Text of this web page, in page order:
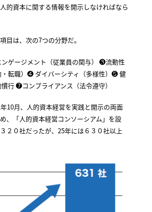
的資本に関する情報を開示しなければなら
目は、次の7つの分野だ。
ゲージメント（従業員の関与） ❸流動性
・転職）❹ ダイバーシティ（多様性）❺ 健
行 ❼コンプライアンス（法令遵守）
10月、人的資本経営を実践と開示の両面
、「人的資本経営コンソーシアム」を設
２０社だったが、25年には６３０社以上